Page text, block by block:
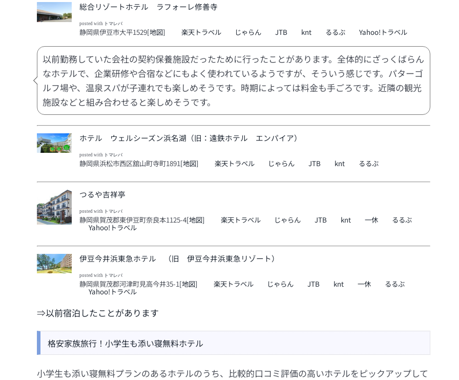
総合リゾートホテル ラフォーレ修善寺
posted with トマレバ
静岡県伊豆市大平1529[地図] 楽天トラベル じゃらん JTB knt るるぶ Yahoo!トラベル
以前勤務していた会社の契約保養施設だったために行ったことがあります。全体的にざっくばらん
なホテルで、企業研修や合宿などにもよく使われているようですが、そういう感じです。パターゴ
ルフ場や、温泉スパが子連れでも楽しめそうです。時期によっては料金も手ごろです。近隣の観光
施設などと組み合わせると楽しめそうです。
ホテル ウェルシーズン浜名湖（旧：遠鉄ホテル エンパイア）
posted with トマレバ
静岡県浜松市西区舘山町寺町1891[地図] 楽天トラベル じゃらん JTB knt るるぶ
つるや吉祥亭
posted with トマレバ
静岡県賀茂郡東伊豆町奈良本1125-4[地図] 楽天トラベル じゃらん JTB knt 一休 るるぶ
Yahoo!トラベル
伊豆今井浜東急ホテル （旧 伊豆今井浜東急リゾート）
posted with トマレバ
静岡県賀茂郡河津町見高今井35-1[地図] 楽天トラベル じゃらん JTB knt 一休 るるぶ
Yahoo!トラベル
⇒以前宿泊したことがあります
格安家族旅行！小学生も添い寝無料ホテル
小学生も添い寝無料プランのあるホテルのうち、比較的口コミ評価の高いホテルをピックアップして